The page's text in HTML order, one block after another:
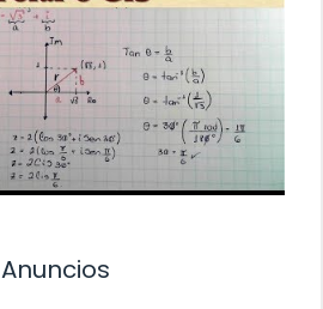
Anuncios